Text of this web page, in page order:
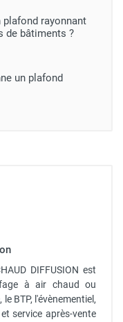
plafond rayonnant
de bâtiments ?
un plafond
DIFFUSION est
à air chaud ou
BTP, l'évènementiel,
service après-vente